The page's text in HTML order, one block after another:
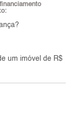
um imóvel de R$